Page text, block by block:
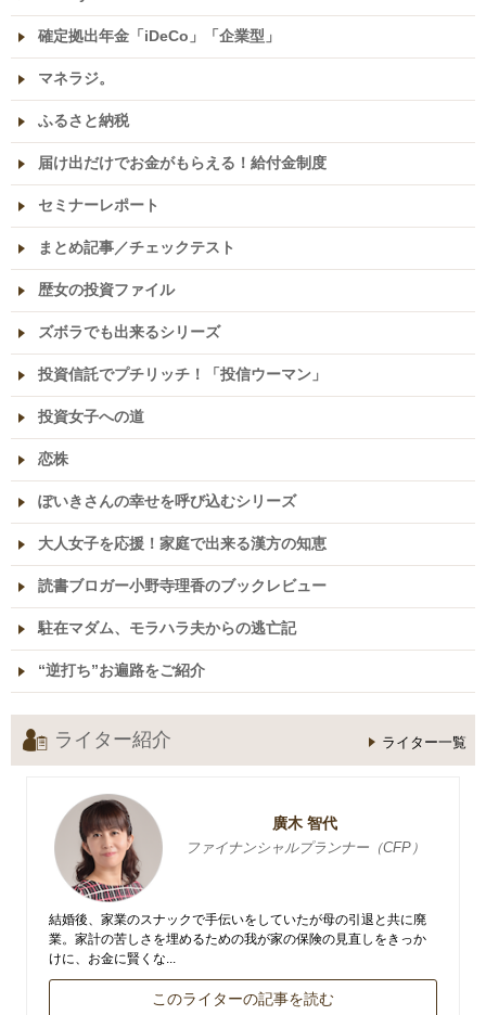
確定拠出年金「iDeCo」「企業型」
マネラジ。
ふるさと納税
届け出だけでお金がもらえる！給付金制度
セミナーレポート
まとめ記事／チェックテスト
歴女の投資ファイル
ズボラでも出来るシリーズ
投資信託でプチリッチ！「投信ウーマン」
投資女子への道
恋株
ぽいきさんの幸せを呼び込むシリーズ
大人女子を応援！家庭で出来る漢方の知恵
読書ブロガー小野寺理香のブックレビュー
駐在マダム、モラハラ夫からの逃亡記
“逆打ち”お遍路をご紹介
ライター紹介 ライター一覧
廣木 智代
ファイナンシャルプランナー（CFP）
結婚後、家業のスナックで手伝いをしていたが母の引退と共に廃
業。家計の苦しさを埋めるための我が家の保険の見直しをきっか
けに、お金に賢くな...
このライターの記事を読む